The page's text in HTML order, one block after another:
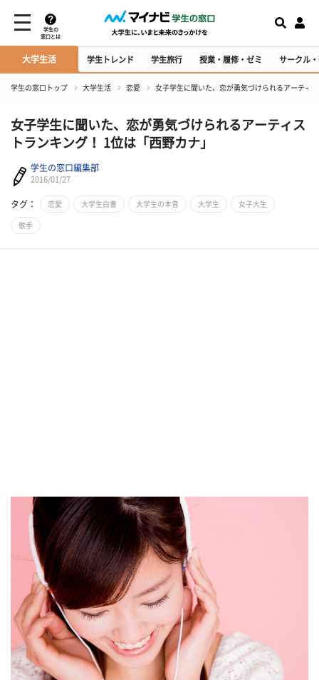
学生の
窓口とは
大学生活 学生トレンド 学生旅行 授業・履修・ゼミ サークル
学生の窓口トップ 大学生活 恋愛 女子学生に聞いた、恋が勇気づけられるアーティ
女子学生に聞いた、恋が勇気づけられるアーティス
トランキング！ 1位は「西野カナ」
学生の窓口編集部
2016/01/27
タグ： 恋愛 大学生白書 大学生の本音 大学生 女子大生
歌手